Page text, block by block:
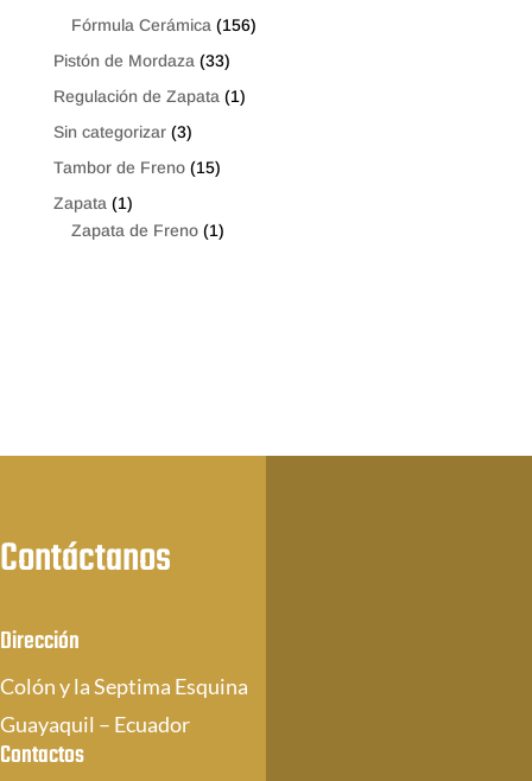
Fórmula Cerámica (156)
Pistón de Mordaza (33)
Regulación de Zapata (1)
Sin categorizar (3)
Tambor de Freno (15)
Zapata (1)
Zapata de Freno (1)
Contáctanos
Dirección
Colón y la Septima Esquina
Guayaquil – Ecuador
Contactos